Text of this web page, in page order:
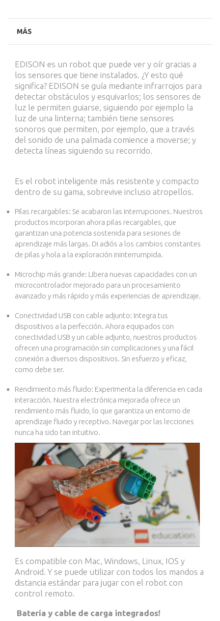
MÁS
EDISON es un robot que puede ver y oír gracias a
los sensores que tiene instalados. ¿Y esto qué
significa? EDISON se guía mediante infrarrojos para
detectar obstáculos y esquivarlos; los sensores de
luz le permiten guiarse, siguiendo por ejemplo la
luz de una linterna; también tiene sensores
sonoros que permiten, por ejemplo, que a través
del sonido de una palmada comience a moverse; y
detecta líneas siguiendo su recorrido.
Es el robot inteligente más resistente y compacto
dentro de su gama, sobrevive incluso atropellos.
Pilas recargables: Se acabaron las interrupciones. Nuestros
productos incorporan ahora pilas recargables, que
garantizan una potencia sostenida para sesiones de
aprendizaje más largas. Di adiós a los cambios constantes
de pilas y hola a la exploración ininterrumpida.
Microchip más grande: Libera nuevas capacidades con un
microcontrolador mejorado para un procesamiento
avanzado y más rápido y más experiencias de aprendizaje.
Conectividad USB con cable adjunto: Integra tus
dispositivos a la perfección. Ahora equipados con
conectividad USB y un cable adjunto, nuestros productos
ofrecen una programación sin complicaciones y una fácil
conexión a diversos dispositivos. Sin esfuerzo y eficaz,
como debe ser.
Rendimiento más fluido: Experimenta la diferencia en cada
interacción. Nuestra electrónica mejorada ofrece un
rendimiento más fluido, lo que garantiza un entorno de
aprendizaje fluido y receptivo. Navegar por las lecciones
nunca ha sido tan intuitivo.
Es compatible con Mac, Windows, Linux, IOS y
Android. Y se puede utilizar con todos los mandos a
distancia estándar para jugar con el robot con
control remoto.
Batería y cable de carga integrados!